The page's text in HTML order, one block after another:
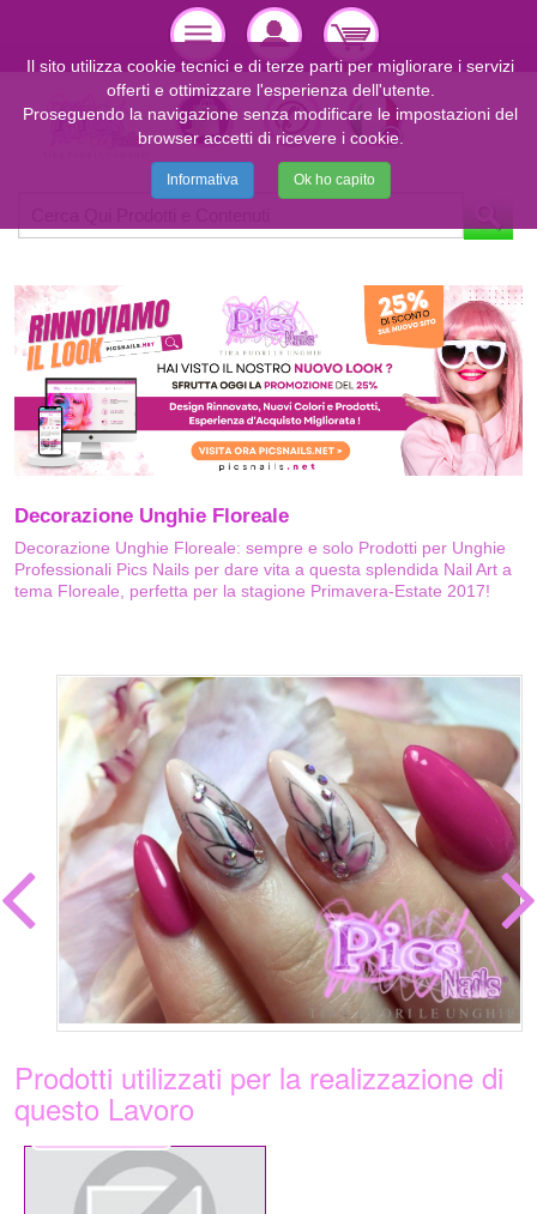
Decorazione Unghie Floreale
Decorazione Unghie Floreale: sempre e solo Prodotti per Unghie
Professionali Pics Nails per dare vita a questa splendida Nail Art a
tema Floreale, perfetta per la stagione Primavera-Estate 2017!
Prodotti utilizzati per la realizzazione di
questo Lavoro
Il sito utilizza cookie tecnici e di terze parti per migliorare i servizi
offerti e ottimizzare l'esperienza dell'utente.
Proseguendo la navigazione senza modificare le impostazioni del
browser accetti di ricevere i cookie.
Informativa Ok ho capito